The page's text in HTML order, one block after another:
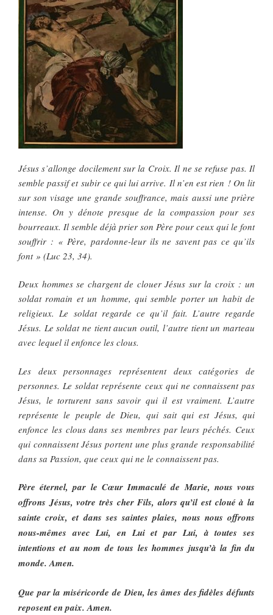
Jésus s’allonge docilement sur la Croix. Il ne se refuse pas. Il
semble passif et subir ce qui lui arrive. Il n’en est rien ! On lit
sur son visage une grande souffrance, mais aussi une prière
intense. On y dénote presque de la compassion pour ses
bourreaux. Il semble déjà prier son Père pour ceux qui le font
souffrir : « Père, pardonne-leur ils ne savent pas ce qu’ils
font » (Luc 23, 34).
Deux hommes se chargent de clouer Jésus sur la croix : un
soldat romain et un homme, qui semble porter un habit de
religieux. Le soldat regarde ce qu’il fait. L’autre regarde
Jésus. Le soldat ne tient aucun outil, l’autre tient un marteau
avec lequel il enfonce les clous.
Les deux personnages représentent deux catégories de
personnes. Le soldat représente ceux qui ne connaissent pas
Jésus, le torturent sans savoir qui il est vraiment. L’autre
représente le peuple de Dieu, qui sait qui est Jésus, qui
enfonce les clous dans ses membres par leurs péchés. Ceux
qui connaissent Jésus portent une plus grande responsabilité
dans sa Passion, que ceux qui ne le connaissent pas.
Père éternel, par le Cœur Immaculé de Marie, nous vous
offrons Jésus, votre très cher Fils, alors qu’il est cloué à la
sainte croix, et dans ses saintes plaies, nous nous offrons
nous-mêmes avec Lui, en Lui et par Lui, à toutes ses
intentions et au nom de tous les hommes jusqu’à la fin du
monde. Amen.
Que par la miséricorde de Dieu, les âmes des fidèles défunts
reposent en paix. Amen.